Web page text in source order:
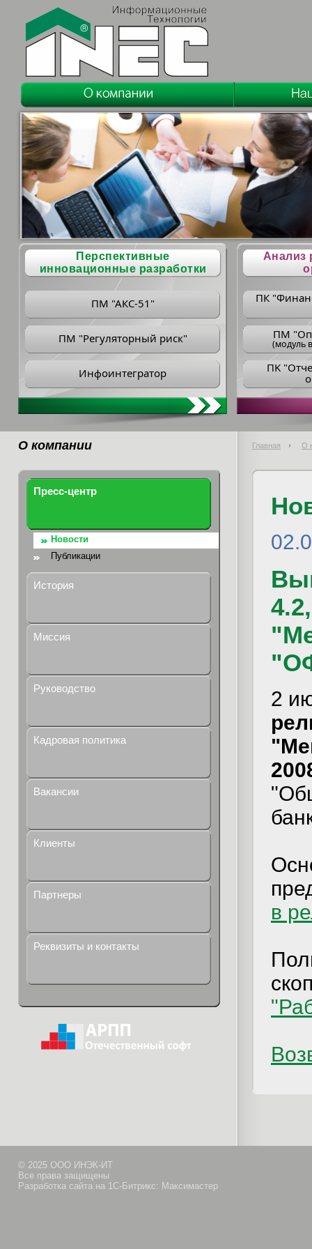
Перспективные
инновационные разработки
ПМ "АКС-51"
ПМ "Регуляторный риск"
Инфоинтегратор
Анализ
ПК
ПM
(модуль
ПK
О компании Главная О
Пресс-центр
Новости
Публикации
История
Миссия
Руководство
Кадровая политика
Вакансии
Клиенты
Партнеры
Реквизиты и контакты
2
в
© 2025 ООО ИНЭК-ИТ
Все права защищены
Разработка сайта на 1С-Битрикс: Максимастер